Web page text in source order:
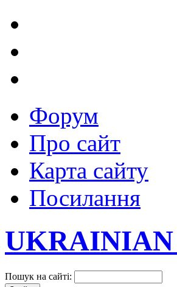
Форум
Про сайт
Карта сайту
Посилання
UKRAINIAN
Пошук на сайті: